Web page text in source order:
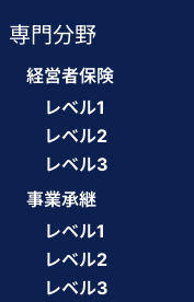
専門分野
経営者保険
レベル1
レベル2
レベル3
事業承継
レベル1
レベル2
レベル3